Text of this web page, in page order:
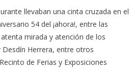
llevaban una cinta cruzada en el
54 del ¡ahora!, entre las
mirada y atención de los
Herrera, entre otros
de Ferias y Exposiciones